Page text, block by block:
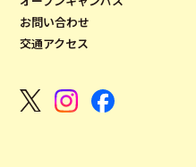
お問い合わせ
交通アクセス